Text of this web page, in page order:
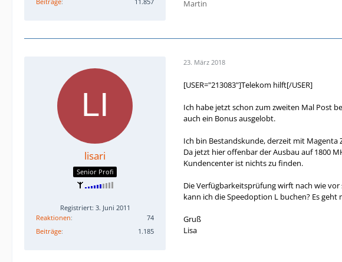
Martin
lisari
Senior Profi
Registriert: 3. Juni 2011
Reaktionen
74
Beiträge
1.185
23. März 2018
[USER="213083"]Telekom hilft[/USER]
Ich habe jetzt schon zum zweiten Mal Post
auch ein Bonus ausgelobt.
Ich bin Bestandskunde, derzeit mit
Da jetzt hier offenbar der Ausbau auf 1800
Kundencenter ist nichts zu finden.
Die Verfügbarkeitsprüfung wirft nach wie
kann ich die Speedoption L buchen? Es
Gruß
Lisa